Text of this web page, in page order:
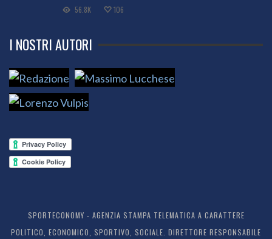
56.8K 106
I NOSTRI AUTORI
SPORTECONOMY - AGENZIA STAMPA TELEMATICA A CARATTERE
POLITICO, ECONOMICO, SPORTIVO, SOCIALE. DIRETTORE RESPONSABILE